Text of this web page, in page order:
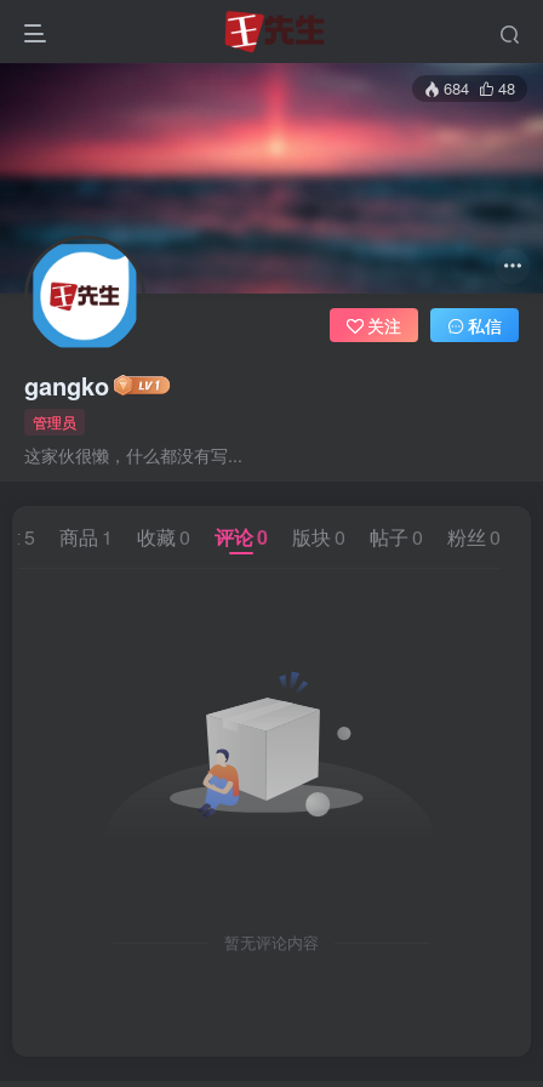
684 48
gangko
管理员
这家伙很懒，什么都没有写...
关注 私信
5 商品 1 收藏 0 评论0 版块 0 帖子 0 粉丝 0
暂无评论内容